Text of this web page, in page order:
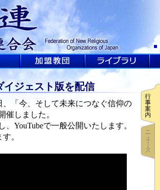
イジェスト版を配信
「今、そして未来につなぐ信仰の
催しました。
YouTubeで一般公開いたします。
。
行
事
案
内
ニ
ュ
ス